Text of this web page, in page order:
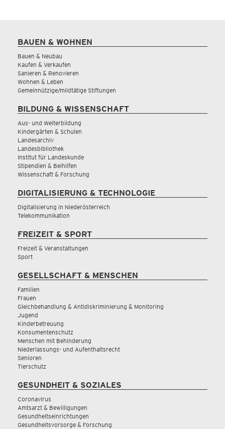
BAUEN & WOHNEN
Bauen & Neubau
Kaufen & Verkaufen
Sanieren & Renovieren
Wohnen & Leben
Gemeinnützige/mildtätige Stiftungen
BILDUNG & WISSENSCHAFT
Aus- und Weiterbildung
Kindergärten & Schulen
Landesarchiv
Landesbibliothek
Institut für Landeskunde
Stipendien & Beihilfen
Wissenschaft & Forschung
DIGITALISIERUNG & TECHNOLOGIE
Digitalisierung in Niederösterreich
Telekommunikation
FREIZEIT & SPORT
Freizeit & Veranstaltungen
Sport
GESELLSCHAFT & MENSCHEN
Familien
Frauen
Gleichbehandlung & Antidiskriminierung & Monitoring
Jugend
Kinderbetreuung
Konsumentenschutz
Menschen mit Behinderung
Niederlassungs- und Aufenthaltsrecht
Senioren
Tierschutz
GESUNDHEIT & SOZIALES
Coronavirus
Amtsarzt & Bewilligungen
Gesundheitseinrichtungen
Gesundheitsvorsorge & Forschung